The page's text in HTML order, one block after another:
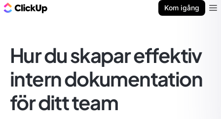
Kom igång
Hur du skapar effektiv
intern dokumentation
för ditt team